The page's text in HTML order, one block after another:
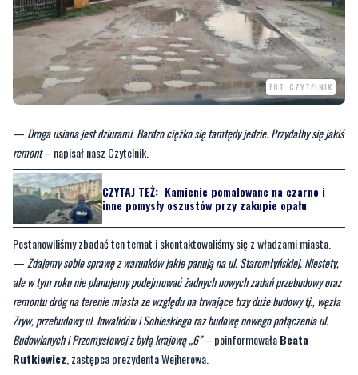
FOT. CZYTELNIK
—Droga usiana jest dziurami. Bardzo ciężko się tamtędy jedzie. Przydałby się jakiś
remont– napisał nasz Czytelnik.
CZYTAJ TEŻ:Kamienie pomalowane na czarno i
inne pomysły oszustów przy zakupie opału
Postanowiliśmy zbadać ten temat i skontaktowaliśmy się z władzami miasta.
—Zdajemy sobie sprawę z warunków jakie panują na ul. Staromłyńskiej. Niestety,
ale w tym roku nie planujemy podejmować żadnych nowych zadań przebudowy oraz
remontu dróg na terenie miasta ze względu na trwające trzy duże budowy tj., węzła
Zryw, przebudowy ul. Inwalidów i Sobieskiego raz budowę nowego połączenia ul.
Budowlanych i Przemysłowej z byłą krajową „6”– poinformowałaBeata
Rutkiewicz, zastępca prezydenta Wejherowa.
CZYTAJ TEŻ:Kasia choruje na nowotwór przełyku i
potrzebuje pomocy